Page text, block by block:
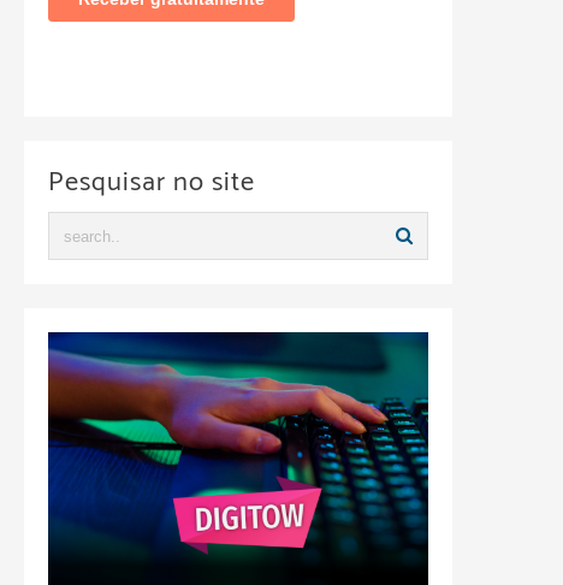
Pesquisar no site